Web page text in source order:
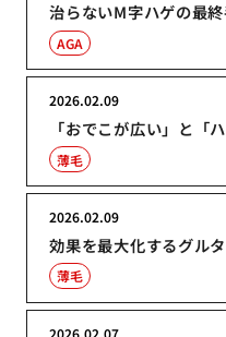
治らないM字ハゲの最
AGA
「おでこが広い」と「
2026.02.09
薄毛
効果を最大化するグル
2026.02.09
薄毛
2026.02.07